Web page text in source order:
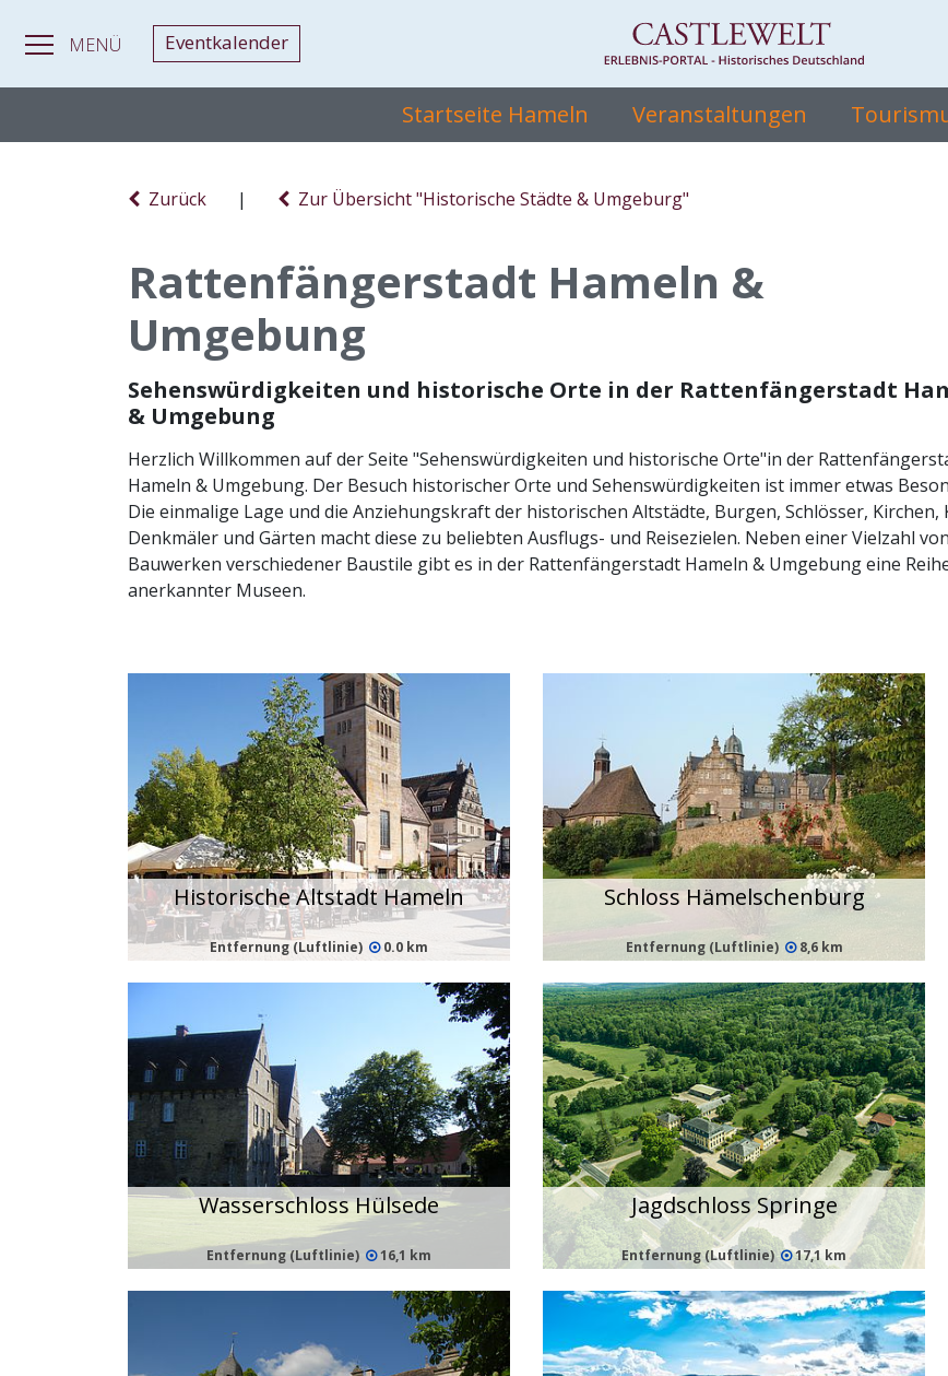
MENÜ Eventkalender
Startseite Hameln Veranstaltungen
Zurück | Zur Übersicht "Historische Städte & Umgeburg"
Rattenfängerstadt Hameln &
Umgebung
Sehenswürdigkeiten und historische Orte in der Rattenfängerstadt
& Umgebung
Herzlich Willkommen auf der Seite "Sehenswürdigkeiten und historische Orte"in der
Hameln & Umgebung. Der Besuch historischer Orte und Sehenswürdigkeiten ist immer etwas
Die einmalige Lage und die Anziehungskraft der historischen Altstädte, Burgen, Schlösser, Kirchen,
Denkmäler und Gärten macht diese zu beliebten Ausflugs- und Reisezielen. Neben einer Vielzahl von
Bauwerken verschiedener Baustile gibt es in der Rattenfängerstadt Hameln & Umgebung eine
anerkannter Museen.
Historische Altstadt Hameln
Entfernung (Luftlinie) 0.0 km
Schloss Hämelschenburg
Entfernung (Luftlinie) 8,6 km
Wasserschloss Hülsede
Entfernung (Luftlinie) 16,1 km
Jagdschloss Springe
Entfernung (Luftlinie) 17,1 km